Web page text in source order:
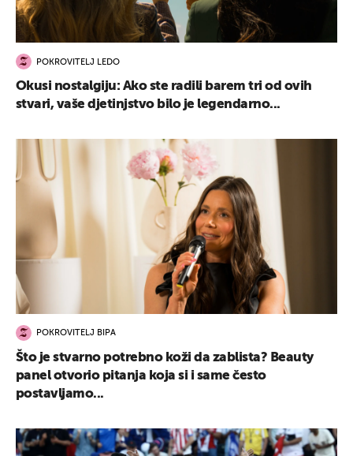
POKROVITELJ LEDO
Okusi nostalgiju: Ako ste radili barem tri od ovih
stvari, vaše djetinjstvo bilo je legendarno...
POKROVITELJ BIPA
Što je stvarno potrebno koži da zablista? Beauty
panel otvorio pitanja koja si i same često
postavljamo...